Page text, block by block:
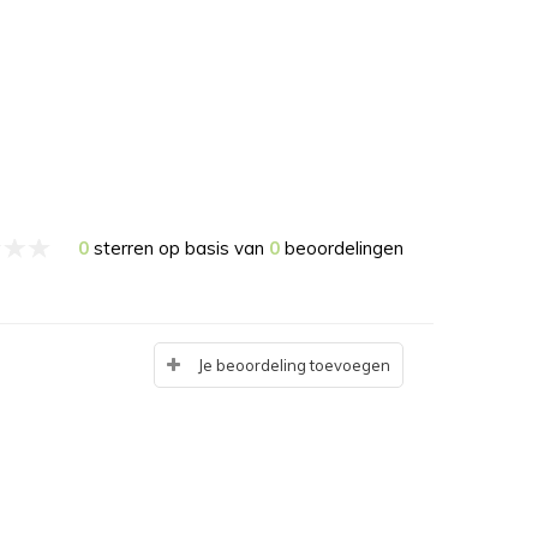
0 sterren op basis van 0 beoordelingen
Je beoordeling toevoegen